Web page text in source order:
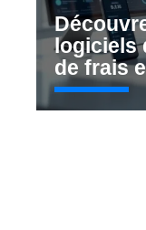
logiciels
de frais